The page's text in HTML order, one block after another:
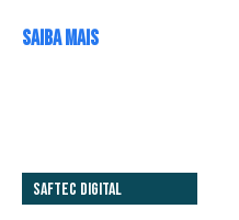
SAIBA MAIS
Saftec Digital